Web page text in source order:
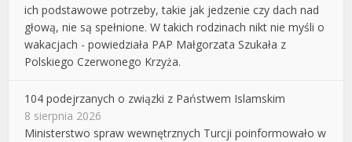
ich podstawowe potrzeby, takie jak jedzenie czy dach nad
głową, nie są spełnione. W takich rodzinach nikt nie myśli o
wakacjach - powiedziała PAP Małgorzata Szukała z
Polskiego Czerwonego Krzyża.
104 podejrzanych o związki z Państwem Islamskim
8 sierpnia 2026
Ministerstwo spraw wewnętrznych Turcji poinformowało w